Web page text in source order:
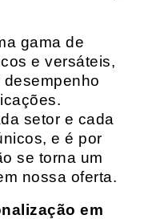
gama de
e versáteis,
setor e cada
e é por
se torna um
nossa oferta.
em